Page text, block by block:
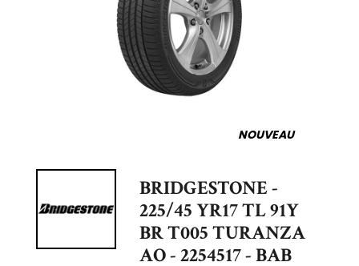
NOUVEAU
BRIDGESTONE -
225/45 YR17 TL 91Y
BR T005 TURANZA
AO - 2254517 - BAB